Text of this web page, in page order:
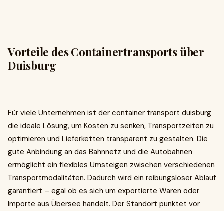
Vorteile des Containertransports über
Duisburg
Für viele Unternehmen ist der container transport duisburg
die ideale Lösung, um Kosten zu senken, Transportzeiten zu
optimieren und Lieferketten transparent zu gestalten. Die
gute Anbindung an das Bahnnetz und die Autobahnen
ermöglicht ein flexibles Umsteigen zwischen verschiedenen
Transportmodalitäten. Dadurch wird ein reibungsloser Ablauf
garantiert – egal ob es sich um exportierte Waren oder
Importe aus Übersee handelt. Der Standort punktet vor